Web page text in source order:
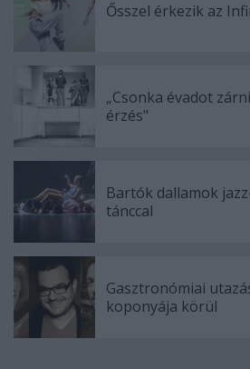
Ősszel érkezik az
„Csonka évadot
érzés"
Bartók dallamok
tánccal
Gasztronómiai
koponyája körül